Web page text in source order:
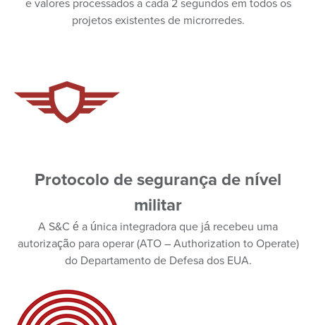
projetos existentes de microrredes.
Protocolo de segurança de nível
militar
A S&C é a única integradora que já recebeu uma
autorização para operar (ATO – Authorization to Operate)
do Departamento de Defesa dos EUA.